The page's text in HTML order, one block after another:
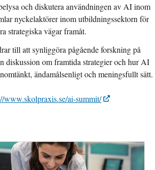
och diskutera användningen av AI inom
nyckelaktörer inom utbildningssektorn för
strategiska vägar framåt.
till att synliggöra pågående forskning på
diskussion om framtida strategier och hur AI
ändamålsenligt och meningsfullt sätt.
www.skolpraxis.se/ai-summit/